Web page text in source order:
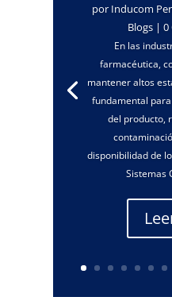
por Inducom
Blogs | 0
En las
farmacéutica,
mantener altos
fundamental
del producto,
disponibilidad de
Sistemas